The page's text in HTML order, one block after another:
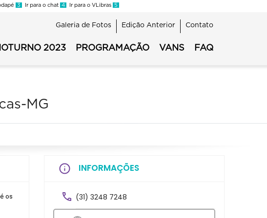
3 Ir para o chat 4 Ir para o VLibras 5
Galeria de Fotos Edição Anterior Contato
2023 PROGRAMAÇÃO VANS FAQ
MG
os
INFORMAÇÕES
(31) 3248 7248